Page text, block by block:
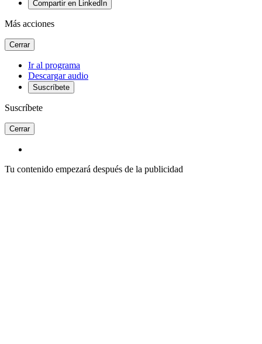
Compartir en LinkedIn
Más acciones
Cerrar
Ir al programa
Descargar audio
Suscríbete
Suscríbete
Cerrar
Tu contenido empezará después de la publicidad